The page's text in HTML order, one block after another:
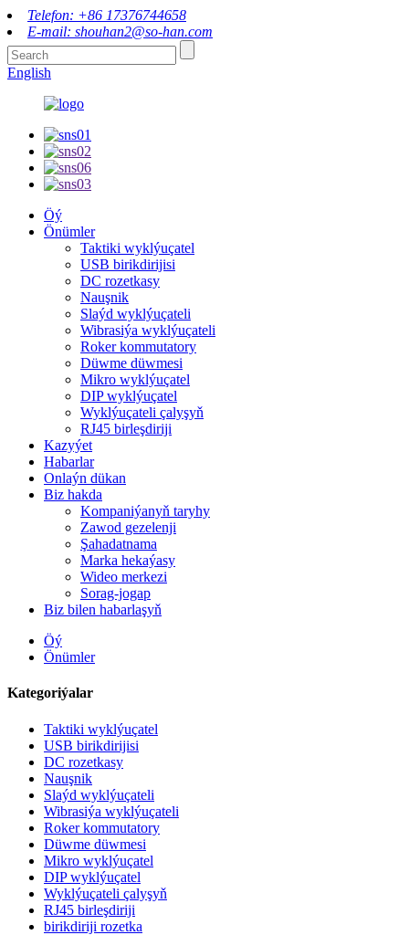
Telefon: +86 17376744658
E-mail: shouhan2@so-han.com
English
Öý
Önümler
Taktiki wyklýuçatel
USB birikdirijisi
DC rozetkasy
Nauşnik
Slaýd wyklýuçateli
Wibrasiýa wyklýuçateli
Roker kommutatory
Düwme düwmesi
Mikro wyklýuçatel
DIP wyklýuçatel
Wyklýuçateli çalyşyň
RJ45 birleşdiriji
Kazyýet
Habarlar
Onlaýn dükan
Biz hakda
Kompaniýanyň taryhy
Zawod gezelenji
Şahadatnama
Marka hekaýasy
Wideo merkezi
Sorag-jogap
Biz bilen habarlaşyň
Öý
Önümler
Kategoriýalar
Taktiki wyklýuçatel
USB birikdirijisi
DC rozetkasy
Nauşnik
Slaýd wyklýuçateli
Wibrasiýa wyklýuçateli
Roker kommutatory
Düwme düwmesi
Mikro wyklýuçatel
DIP wyklýuçatel
Wyklýuçateli çalyşyň
RJ45 birleşdiriji
birikdiriji rozetka